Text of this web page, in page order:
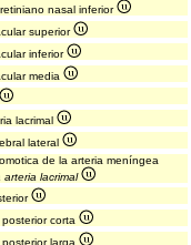
nasal inferior
superior
inferior
media
lacrimal
lateral
de la arteria meníngea
arteria lacrimal
corta
larga